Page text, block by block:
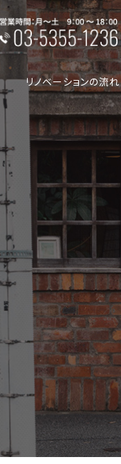
リノベーションの流れ